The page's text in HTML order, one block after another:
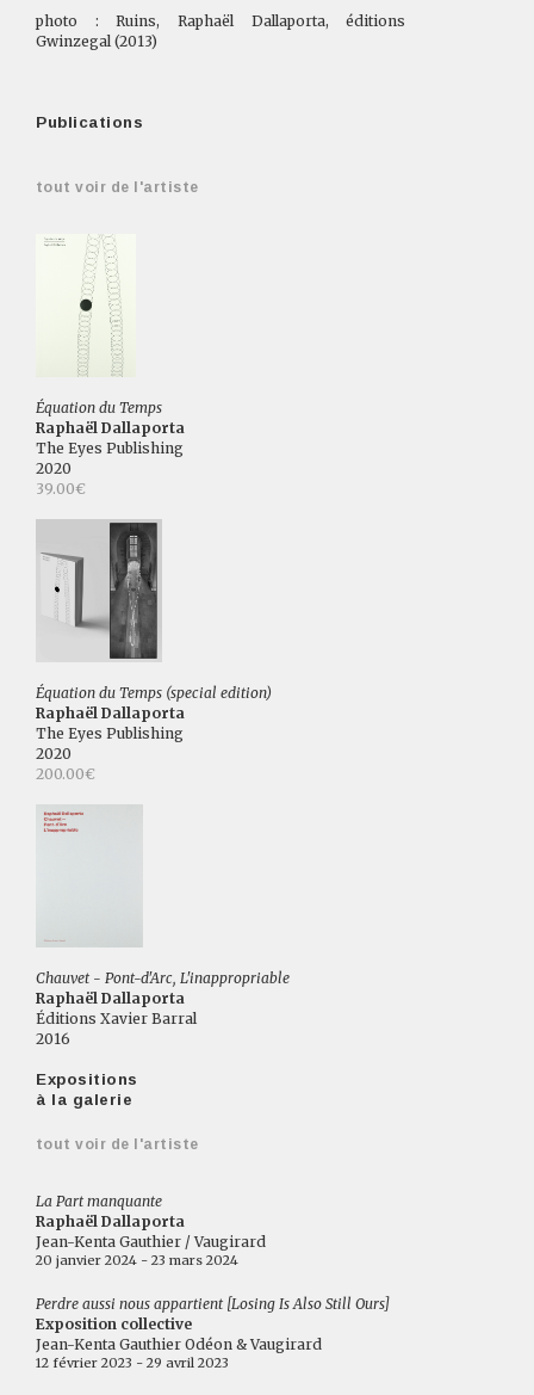
photo : Ruins, Raphaël Dallaporta, éditions
Gwinzegal (2013)
Publications
tout voir de l'artiste
Équation du Temps
Raphaël Dallaporta
The Eyes Publishing
2020
39.00€
Équation du Temps (special edition)
Raphaël Dallaporta
The Eyes Publishing
2020
200.00€
Chauvet - Pont-d'Arc, L'inappropriable
Raphaël Dallaporta
Éditions Xavier Barral
2016
Expositions
à la galerie
tout voir de l'artiste
La Part manquante
Raphaël Dallaporta
Jean-Kenta Gauthier / Vaugirard
20 janvier 2024 - 23 mars 2024
Perdre aussi nous appartient [Losing Is Also Still Ours]
Exposition collective
Jean-Kenta Gauthier Odéon & Vaugirard
12 février 2023 - 29 avril 2023